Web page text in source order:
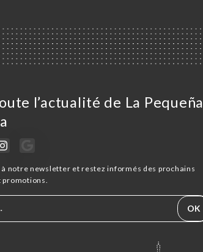
l’actualité de La Pequeña
notre newsletter et restez informés des prochains
OK